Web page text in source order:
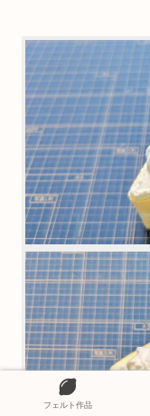
フェルト作品